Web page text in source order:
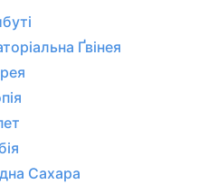
Ґвінея
Сахара